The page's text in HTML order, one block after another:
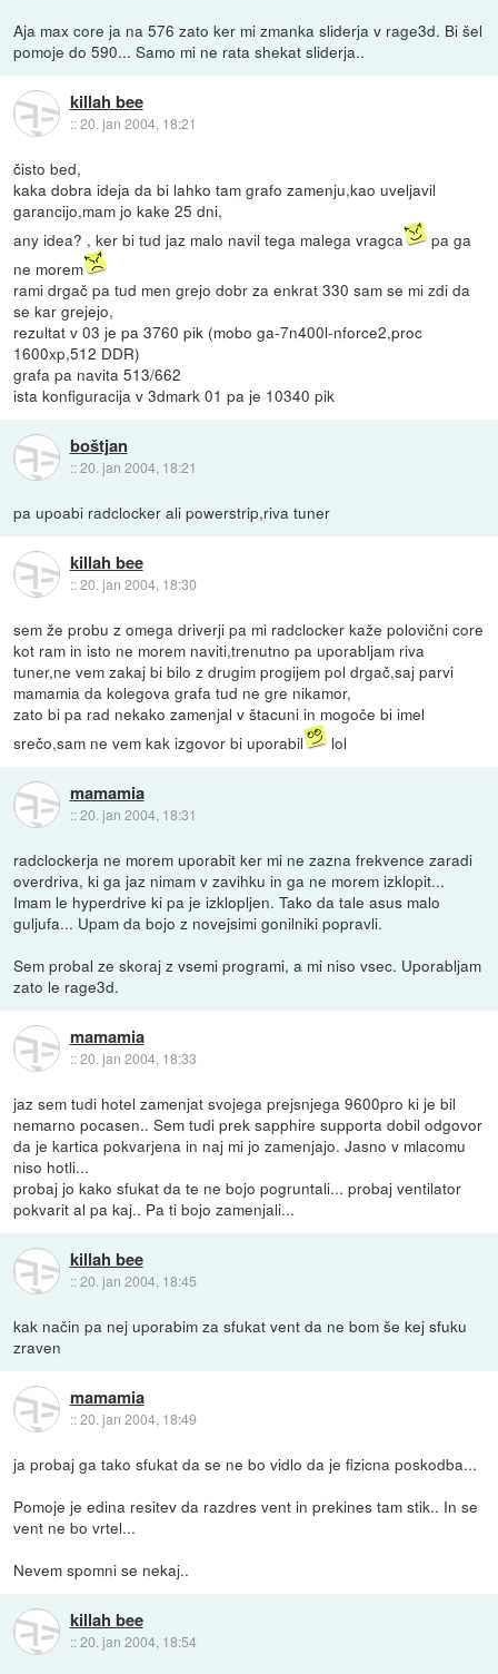
Aja max core ja na 576 zato ker mi zmanka sliderja v rage3d. Bi šel
pomoje do 590... Samo mi ne rata shekat sliderja..
killah bee
::20. jan 2004, 18:21
čisto bed,
kaka dobra ideja da bi lahko tam grafo zamenju,kao uveljavil
garancijo,mam jo kake 25 dni,
any idea? , ker bi tud jaz malo navil tega malega vragca
pa ga
ne morem
rami drgač pa tud men grejo dobr za enkrat 330 sam se mi zdi da
se kar grejejo,
rezultat v 03 je pa 3760 pik (mobo ga-7n400l-nforce2,proc
1600xp,512 DDR)
grafa pa navita 513/662
ista konfiguracija v 3dmark 01 pa je 10340 pik
boštjan
::20. jan 2004, 18:21
pa upoabi radclocker ali powerstrip,riva tuner
killah bee
::20. jan 2004, 18:30
sem že probu z omega driverji pa mi radclocker kaže polovični core
kot ram in isto ne morem naviti,trenutno pa uporabljam riva
tuner,ne vem zakaj bi bilo z drugim progijem pol drgač,saj parvi
mamamia da kolegova grafa tud ne gre nikamor,
zato bi pa rad nekako zamenjal v štacuni in mogoče bi imel
srečo,sam ne vem kak izgovor bi uporabil
lol
mamamia
::20. jan 2004, 18:31
radclockerja ne morem uporabit ker mi ne zazna frekvence zaradi
overdriva, ki ga jaz nimam v zavihku in ga ne morem izklopit...
Imam le hyperdrive ki pa je izklopljen. Tako da tale asus malo
guljufa... Upam da bojo z novejsimi gonilniki popravli.
Sem probal ze skoraj z vsemi programi, a mi niso vsec. Uporabljam
zato le rage3d.
mamamia
::20. jan 2004, 18:33
jaz sem tudi hotel zamenjat svojega prejsnjega 9600pro ki je bil
nemarno pocasen.. Sem tudi prek sapphire supporta dobil odgovor
da je kartica pokvarjena in naj mi jo zamenjajo. Jasno v mlacomu
niso hotli...
probaj jo kako sfukat da te ne bojo pogruntali... probaj ventilator
pokvarit al pa kaj.. Pa ti bojo zamenjali...
killah bee
::20. jan 2004, 18:45
kak način pa nej uporabim za sfukat vent da ne bom še kej sfuku
zraven
mamamia
::20. jan 2004, 18:49
ja probaj ga tako sfukat da se ne bo vidlo da je fizicna poskodba...
Pomoje je edina resitev da razdres vent in prekines tam stik.. In se
vent ne bo vrtel...
Nevem spomni se nekaj..
killah bee
::20. jan 2004, 18:54